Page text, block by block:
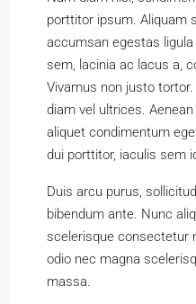
porttitor ipsum. Aliquam
accumsan egestas
sem, lacinia ac lacus a,
Vivamus non justo
diam vel ultrices.
aliquet condimentum
dui porttitor, iaculis sem
Duis arcu purus,
bibendum ante. Nunc
scelerisque consectetur
odio nec magna
massa.